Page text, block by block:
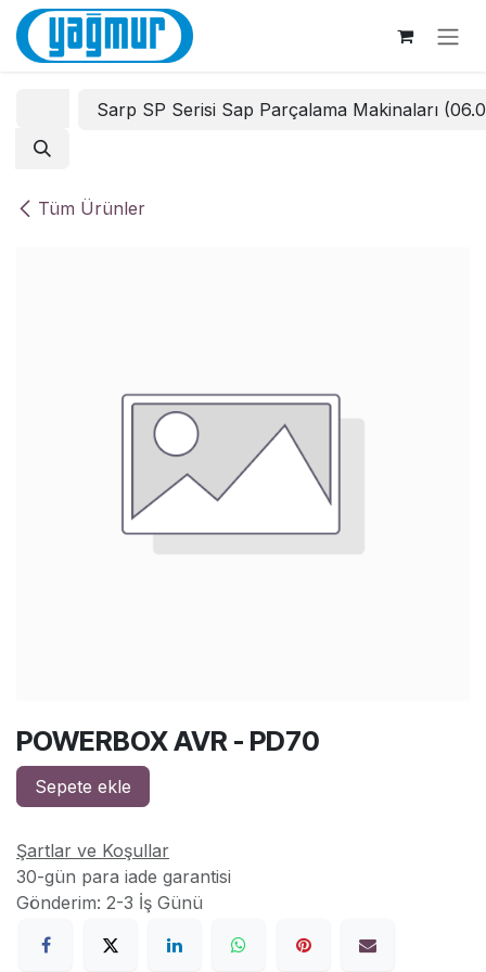
İçereği Atla
Tüm Ürünler
Sarp SP Serisi Sap Parçalama Makinaları
POWERBOX AVR - PD70
Sepete ekle
Şartlar ve Koşullar
30-gün para iade garantisi
Gönderim: 2-3 İş Günü